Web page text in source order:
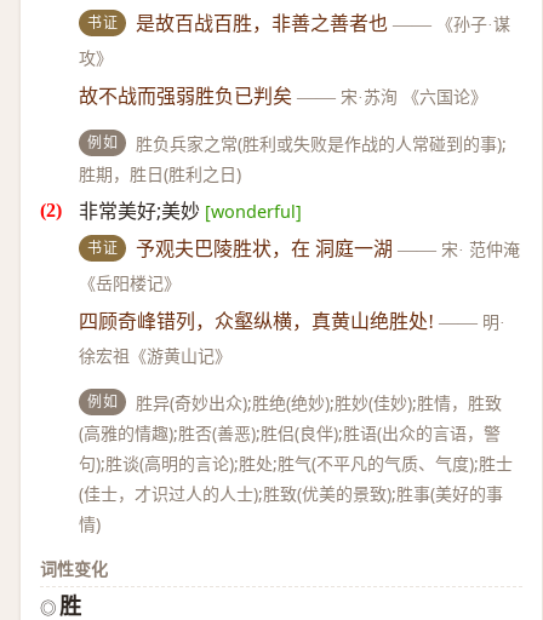
书证 是故百战百胜，非善之善者也 ——
《孙子·谋
攻》
故不战而强弱胜负已判矣 —— 宋·苏洵 《六国论》
例如
胜负兵家之常(胜利或失败是作战的人常碰到的事);
胜期，胜日(胜利之日)
非常美好;美妙 [wonderful]
书证 予观夫巴陵胜状，在 洞庭一湖 —— 宋· 范仲淹
《岳阳楼记》
四顾奇峰错列，众壑纵横，真黄山绝胜处! —— 明·
徐宏祖《游黄山记》
例如
胜异(奇妙出众);胜绝(绝妙);胜妙(佳妙);胜情，胜致
(高雅的情趣);胜否(善恶);胜侣(良伴);胜语(出众的言语，警
句);胜谈(高明的言论);胜处;胜气(不平凡的气质、气度);胜士
(佳士，才识过人的人士);胜致(优美的景致);胜事(美好的事
情)
词性变化
◎ 胜